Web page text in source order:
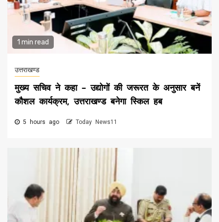
1 min read
उत्तराखण्ड
मुख्य सचिव ने कहा – उद्योगों की जरूरत के अनुसार बनें
कौशल कार्यक्रम, उत्तराखण्ड बनेगा स्किल हब
5 hours ago Today News11